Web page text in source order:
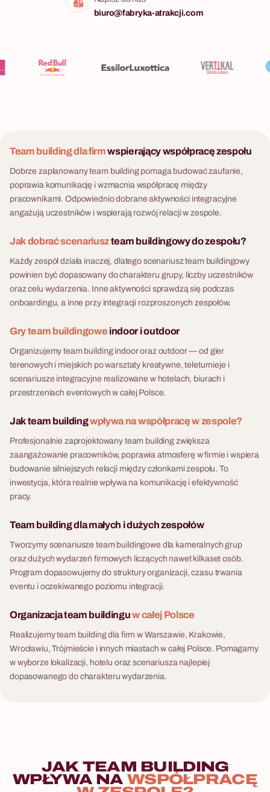
biuro@fabryka-atrakcji.com
Team building dla firmwspierający współpracę zespołu
Dobrze zaplanowany team building pomaga budować zaufanie,
poprawia komunikację i wzmacnia współpracę między
pracownikami. Odpowiednio dobrane aktywności integracyjne
angażują uczestników i wspierają rozwój relacji w zespole.
Jak dobrać scenariuszteam buildingowy do zespołu?
Każdy zespół działa inaczej, dlatego scenariusz team buildingowy
powinien być dopasowany do charakteru grupy, liczby uczestników
oraz celu wydarzenia. Inne aktywności sprawdzą się podczas
onboardingu, a inne przy integracji rozproszonych zespołów.
Gry team buildingowe indoor i outdoor
Organizujemy team building indoor oraz outdoor — od gier
terenowych i miejskich po warsztaty kreatywne, teleturnieje i
scenariusze integracyjne realizowane w hotelach, biurach i
przestrzeniach eventowych w całej Polsce.
Jak team buildingwpływa na współpracę w zespole?
Profesjonalnie zaprojektowany team building zwiększa
zaangażowanie pracowników, poprawia atmosferę w firmie i wspiera
budowanie silniejszych relacji między członkami zespołu. To
inwestycja, która realnie wpływa na komunikację i efektywność
pracy.
Team building dla małych i dużych zespołów
Tworzymy scenariusze team buildingowe dla kameralnych grup
oraz dużych wydarzeń firmowych liczących nawet kilkaset osób.
Program dopasowujemy do struktury organizacji, czasu trwania
eventu i oczekiwanego poziomu integracji.
Organizacja team buildinguw całej Polsce
Realizujemy team building dla firm w Warszawie, Krakowie,
Wrocławiu, Trójmieście i innych miastach w całej Polsce. Pomagamy
w wyborze lokalizacji, hotelu oraz scenariusza najlepiej
dopasowanego do charakteru wydarzenia.
JAK TEAM BUILDING
WPŁYWA NA WSPÓŁPRACĘ